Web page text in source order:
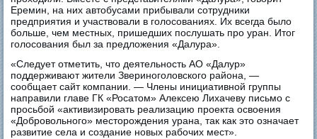
Еремин, на них автобусами прибывали сотрудники
предприятия и участвовали в голосованиях. Их всегда было
больше, чем местных, пришедших послушать про уран. Итог
голосования был за предложения «Далура».
«Следует отметить, что деятельность АО «Далур»
поддерживают жители Звериноголовского района, —
сообщает сайт компании. — Члены инициативной группы
направили главе ГК «Росатом» Алексею Лихачеву письмо с
просьбой «активизировать реализацию проекта освоения
«Добровольного» месторождения урана, так как это означает
развитие села и создание новых рабочих мест».